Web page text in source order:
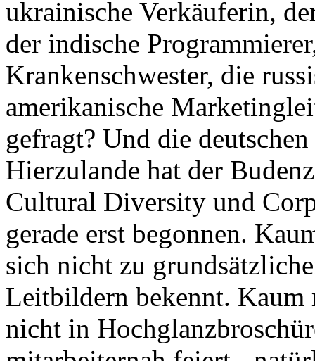
ukrainische Verkäuferin,
der indische
Krankenschwester, die
amerikanische
gefragt? Und die
Hierzulande hat der
Cultural Diversity und
gerade erst begonnen.
sich nicht zu
Leitbildern bekennt. Kaum
nicht in